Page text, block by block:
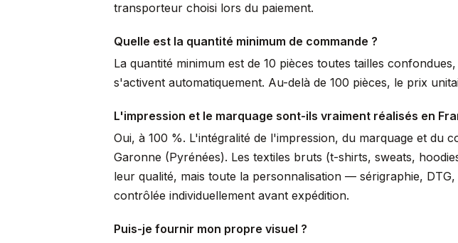
transporteur choisi lors du paiement.
Quelle est la quantité minimum de commande ?
La quantité minimum est de 10 pièces toutes tailles
s'activent automatiquement. Au-delà de 100 pièces, le prix
L'impression et le marquage sont-ils vraiment réalisés en
Oui, à 100 %. L'intégralité de l'impression, du marquage et du
Garonne (Pyrénées). Les textiles bruts (t-shirts, sweats,
leur qualité, mais toute la personnalisation — sérigraphie,
contrôlée individuellement avant expédition.
Puis-je fournir mon propre visuel ?